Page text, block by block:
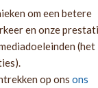
om een betere
en onze
(het
op ons ons